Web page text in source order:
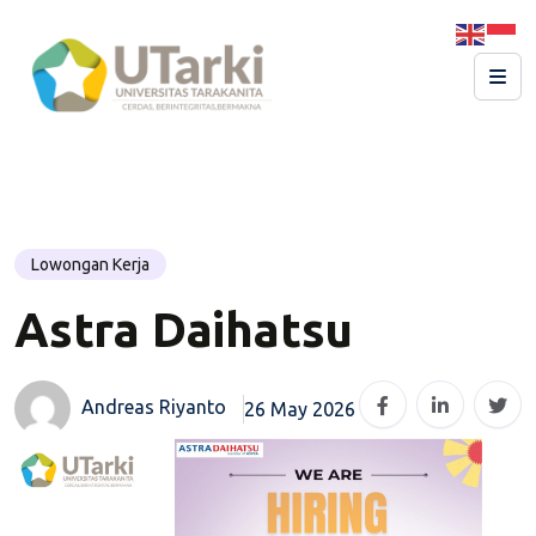
Lowongan Kerja
Astra Daihatsu
Andreas Riyanto 26 May 2026